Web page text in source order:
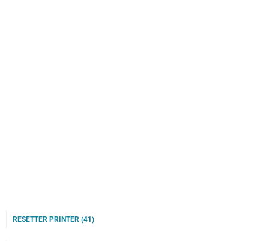
RESETTER PRINTER (41)